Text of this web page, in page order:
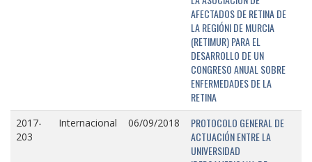
AFECTADOS DE RETINA DE
LA REGIÓNI DE MURCIA
(RETIMUR) PARA EL
DESARROLLO DE UN
CONGRESO ANUAL SOBRE
ENFERMEDADES DE LA
RETINA
2017-
203
Internacional 06/09/2018
PROTOCOLO GENERAL DE
ACTUACIÓN ENTRE LA
UNIVERSIDAD